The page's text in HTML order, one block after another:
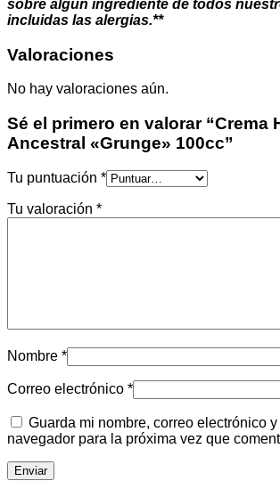
sobre algún ingrediente de todos
incluidas las alergias.**
Valoraciones
No hay valoraciones aún.
Sé el primero en valorar “Crema
Ancestral «Grunge» 100cc”
Tu puntuación *
Tu valoración *
Nombre *
Correo electrónico *
Guarda mi nombre, correo electrónico
navegador para la próxima vez que